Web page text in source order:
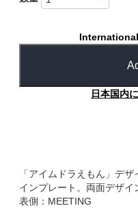
日本国内
「アイムドラえもん」デ
インプレート。両面デザイ
表側：MEETING